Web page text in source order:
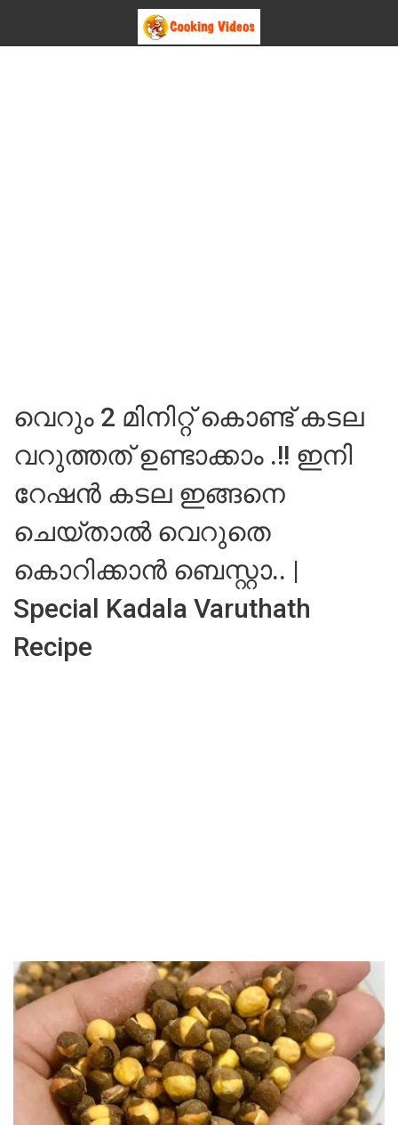
വെറും 2 മിനിറ്റ് കൊണ്ട് കടല
വറുത്തത് ഉണ്ടാക്കാം .!! ഇനി
റേഷൻ കടല ഇങ്ങനെ
ചെയ്താൽ വെറുതെ
കൊറിക്കാൻ ബെസ്റ്റാ.. |
Special Kadala Varuthath
Recipe